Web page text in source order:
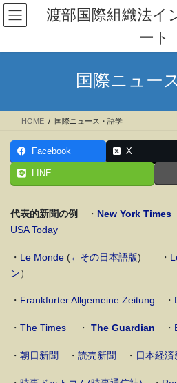
コ
ン
ン
ナ
ビ
ー
渡部国際組織法イ
ート
国際ニュー
HOME 国際ニュース・語学
Facebook X
LINE
代表的新聞の例 ・ New York Times
USA Today
・ Le Monde (←その日本語版) ・
ン）
・ Frankfurter Allgemeine Zeitung ・
・ The Times ・ The Guardian ・
・ 朝日新聞 ・ 読売新聞 ・ 日本経済